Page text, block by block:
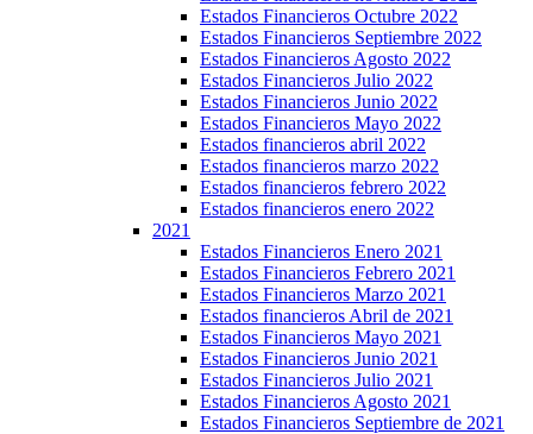
Estados Financieros Octubre 2022
Estados Financieros Septiembre 2022
Estados Financieros Agosto 2022
Estados Financieros Julio 2022
Estados Financieros Junio 2022
Estados Financieros Mayo 2022
Estados financieros abril 2022
Estados financieros marzo 2022
Estados financieros febrero 2022
Estados financieros enero 2022
2021
Estados Financieros Enero 2021
Estados Financieros Febrero 2021
Estados Financieros Marzo 2021
Estados financieros Abril de 2021
Estados Financieros Mayo 2021
Estados Financieros Junio 2021
Estados Financieros Julio 2021
Estados Financieros Agosto 2021
Estados Financieros Septiembre de 2021